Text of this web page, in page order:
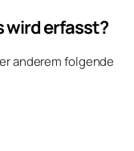
wird erfasst?
anderem folgende